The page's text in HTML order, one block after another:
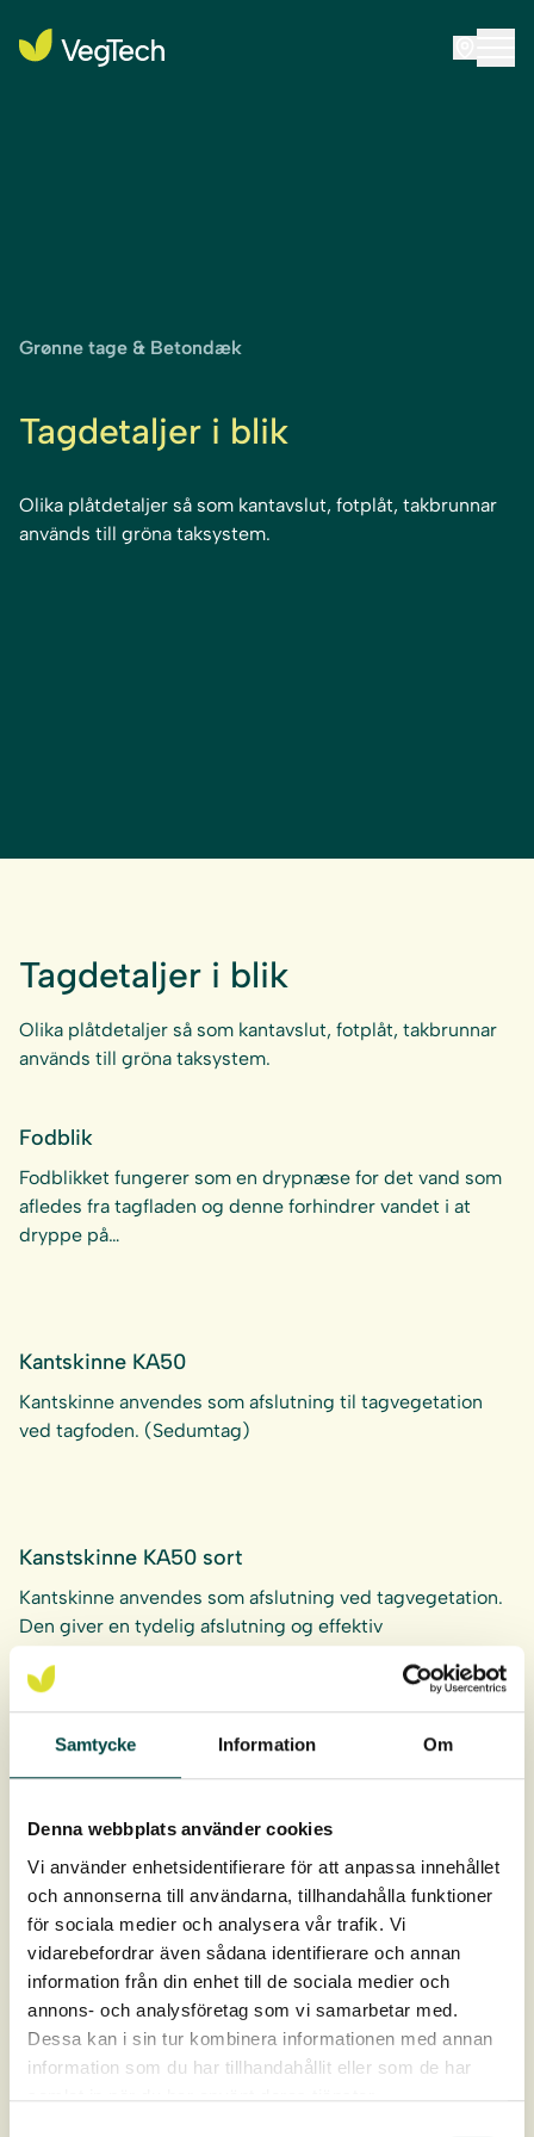
Samtycke Information Om
Denna webbplats använder cookies
Vi använder enhetsidentifierare för att anpassa innehållet
och annonserna till användarna, tillhandahålla funktioner
för sociala medier och analysera vår trafik. Vi
vidarebefordrar även sådana identifierare och annan
information från din enhet till de sociala medier och
annons- och analysföretag som vi samarbetar med.
Dessa kan i sin tur kombinera informationen med annan
information som du har tillhandahållit eller som de har
samlat in när du har använt deras tjänster.
Grønne tage & Betondæk
Tagdetaljer i blik
Olika plåtdetaljer så som kantavslut, fotplåt, takbrunnar
används till gröna taksystem.
Tagdetaljer i blik
Olika plåtdetaljer så som kantavslut, fotplåt, takbrunnar
används till gröna taksystem.
Fodblik
Fodblikket fungerer som en drypnæse for det vand som
afledes fra tagfladen og denne forhindrer vandet i at
dryppe på…
Kantskinne KA50
Kantskinne anvendes som afslutning til tagvegetation
ved tagfoden. (Sedumtag)
Kanstskinne KA50 sort
Kantskinne anvendes som afslutning ved tagvegetation.
Den giver en tydelig afslutning og effektiv
Kantskinne KA50EK
Kantskinne anvendes som afslutning til tagvegetation
Kantskinne KA120
Kantskinne anvendes som afslutning til tagvegetation
ved tagfoden. (Tørengstage)